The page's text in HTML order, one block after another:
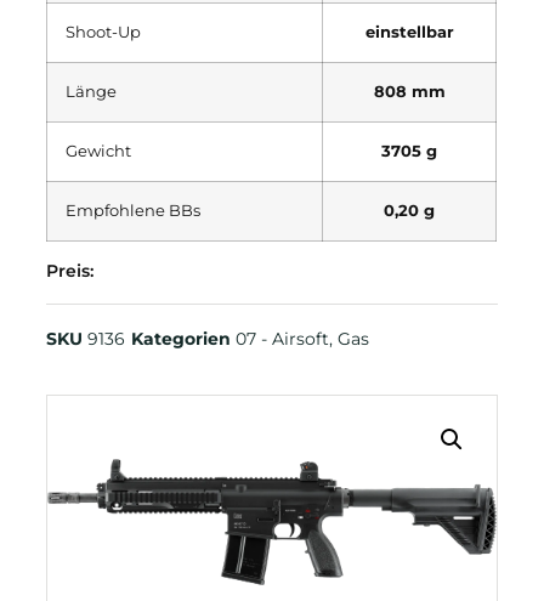
Shoot-Up einstellbar
Länge 808 mm
Gewicht 3705 g
Empfohlene BBs 0,20 g
Preis:
SKU9136 Kategorien07 - Airsoft,Gas